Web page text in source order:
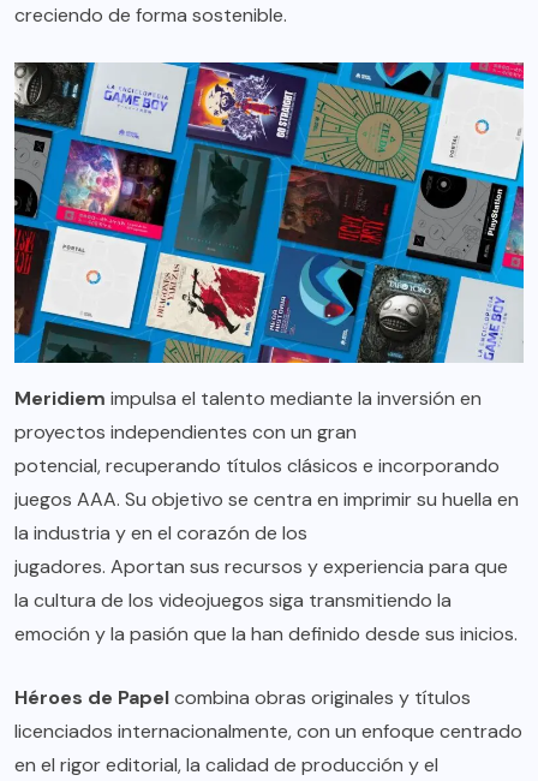
creciendo de forma sostenible.
Meridiem impulsa el talento mediante la inversión en
proyectos independientes con un gran
potencial, recuperando títulos clásicos e incorporando
juegos AAA. Su objetivo se centra en imprimir su huella en
la industria y en el corazón de los
jugadores. Aportan sus recursos y experiencia para que
la cultura de los videojuegos siga transmitiendo la
emoción y la pasión que la han definido desde sus inicios.
Héroes de Papelcombina obras originales y títulos
licenciados internacionalmente, con un enfoque centrado
en el rigor editorial, la calidad de producción y el